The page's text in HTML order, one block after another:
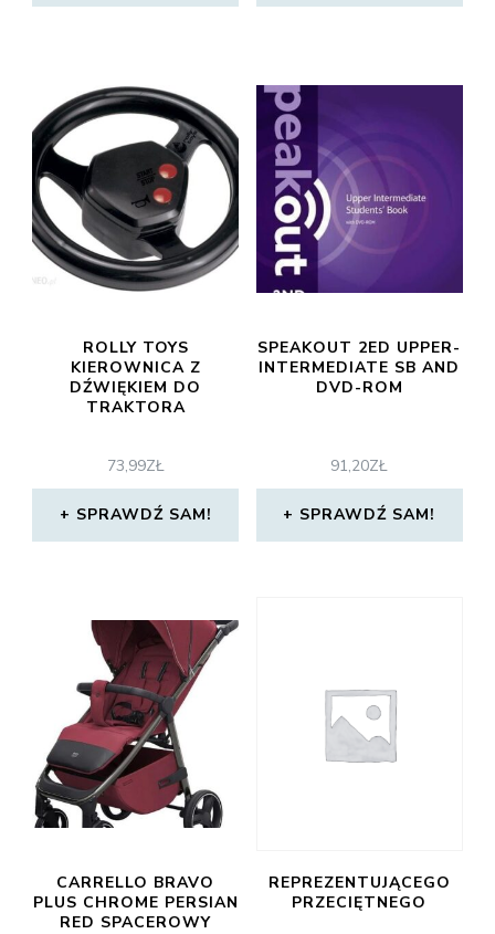
ROLLY TOYS
KIEROWNICA Z
DŹWIĘKIEM DO
TRAKTORA
73,99ZŁ
SPRAWDŹ SAM!
SPEAKOUT 2ED UPPER-
INTERMEDIATE SB AND
DVD-ROM
91,20ZŁ
SPRAWDŹ SAM!
CARRELLO BRAVO
PLUS CHROME PERSIAN
RED SPACEROWY
REPREZENTUJĄCEGO
PRZECIĘTNEGO